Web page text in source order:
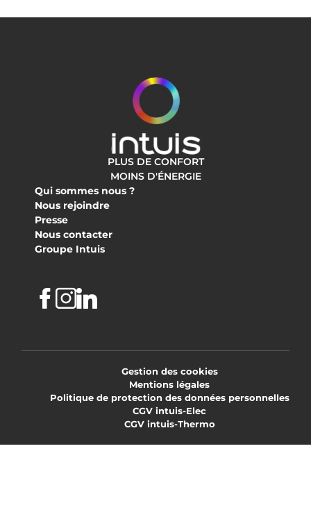
PLUS DE CONFORT
MOINS D'ÉNERGIE
Qui sommes nous ?
Nous rejoindre
Presse
Nous contacter
Groupe Intuis
Facebook
Instagram
Linkedin
Gestion des cookies
Mentions légales
Politique de protection des données personnelles
CGV intuis-Elec
CGV intuis-Thermo